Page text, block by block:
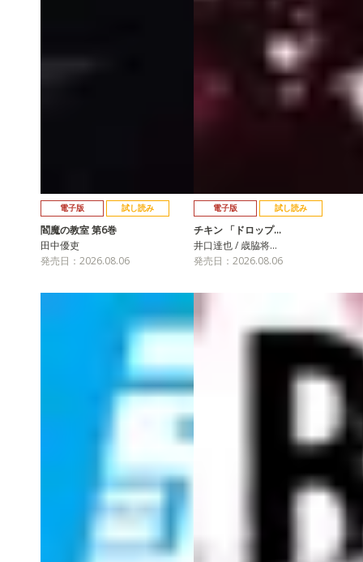
電子版 試し読み
閻魔の教室 第6巻
田中優吏
発売日：2026.08.06
電子版 試し読み
チキン 「ドロップ…
井口達也 / 歳脇将…
発売日：2026.08.06